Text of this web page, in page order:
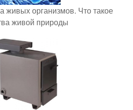
живых организмов. Что такое
живой природы